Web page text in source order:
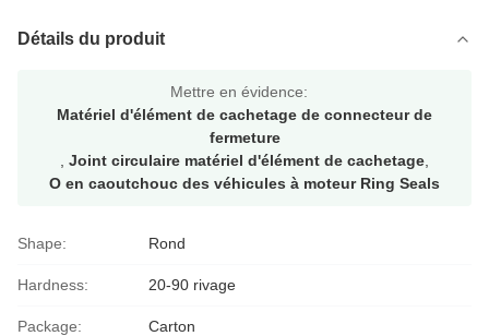
Détails du produit
Mettre en évidence:
Matériel d'élément de cachetage de connecteur de
fermeture
Joint circulaire matériel d'élément de cachetage
O en caoutchouc des véhicules à moteur Ring Seals
Shape: Rond
Hardness: 20-90 rivage
Package: Carton